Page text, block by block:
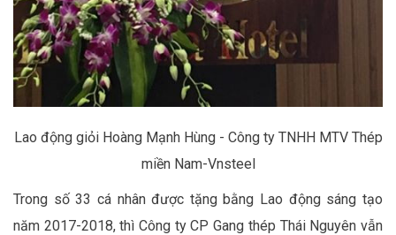
Lao động giỏi Hoàng Mạnh Hùng - Công ty TNHH MTV Thép
miền Nam-Vnsteel
Trong số 33 cá nhân được tặng bằng Lao động sáng tạo
năm 2017-2018, thì Công ty CP Gang thép Thái Nguyên vẫn